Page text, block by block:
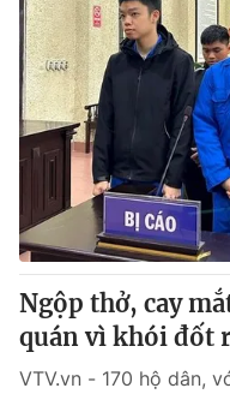
Ngộp thở, cay
quán vì khói đốt
VTV.vn - 170 hộ dân,